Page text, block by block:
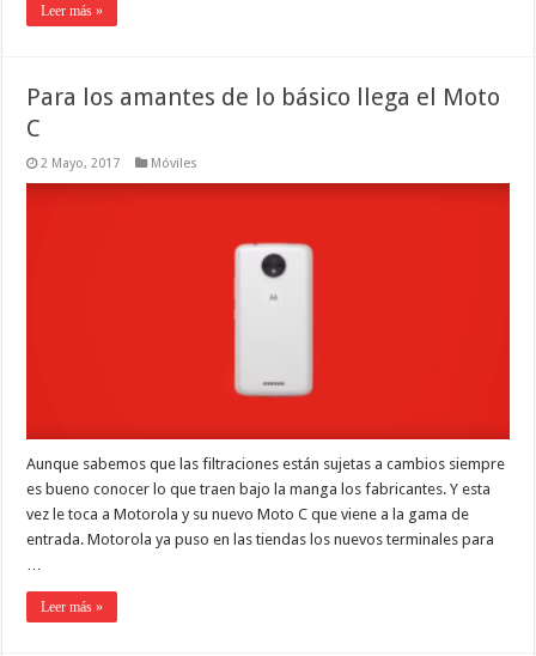
Leer más »
Para los amantes de lo básico llega el Moto
C
2 Mayo, 2017 Móviles
Aunque sabemos que las filtraciones están sujetas a cambios siempre
es bueno conocer lo que traen bajo la manga los fabricantes. Y esta
vez le toca a Motorola y su nuevo Moto C que viene a la gama de
entrada. Motorola ya puso en las tiendas los nuevos terminales para
…
Leer más »